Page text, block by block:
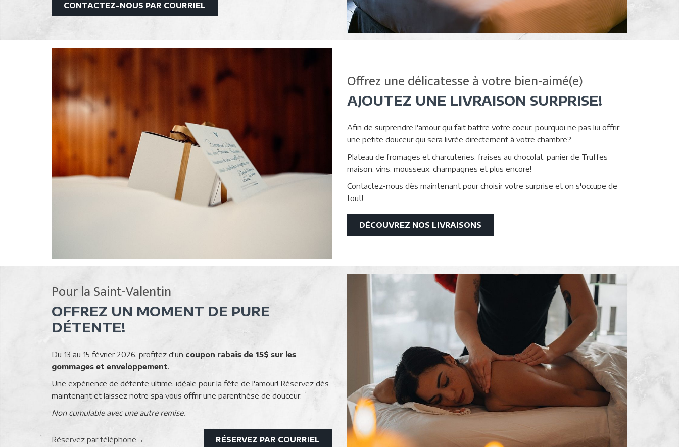
CONTACTEZ-NOUS PAR COURRIEL
Offrez une délicatesse à votre bien-aimé(e)
AJOUTEZ UNE LIVRAISON SURPRISE!
Afin de surprendre l'amour qui fait battre votre coeur, pourquoi ne pas lui offrir
une petite douceur qui sera livrée directement à votre chambre?
Plateau de fromages et charcuteries, fraises au chocolat, panier de Truffes
maison, vins, mousseux, champagnes et plus encore!
Contactez-nous dès maintenant pour choisir votre surprise et on s'occupe de
tout!
DÉCOUVREZ NOS LIVRAISONS
Pour la Saint-Valentin
OFFREZ UN MOMENT DE PURE
DÉTENTE!
Du 13 au 15 février 2026, profitez d'un coupon rabais de 15$ sur les
gommages et enveloppement
Une expérience de détente ultime, idéale pour la fête de l'amour! Réservez dès
maintenant et laissez notre spa vous offrir une parenthèse de douceur.
Non cumulable avec une autre remise.
Réservez par téléphone
Ouvrir
RÉSERVEZ PAR COURRIEL